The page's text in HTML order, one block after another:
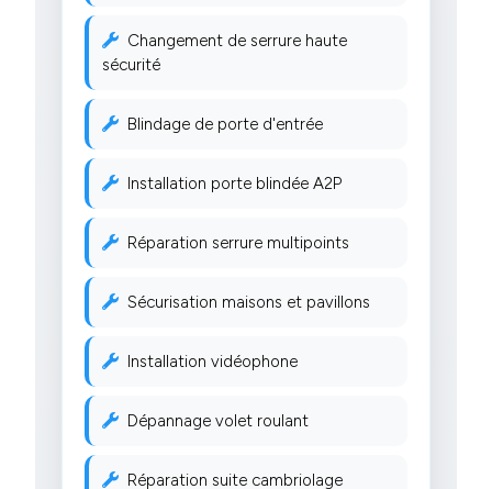
Changement de serrure haute
sécurité
Blindage de porte d'entrée
Installation porte blindée A2P
Réparation serrure multipoints
Sécurisation maisons et pavillons
Installation vidéophone
Dépannage volet roulant
Réparation suite cambriolage